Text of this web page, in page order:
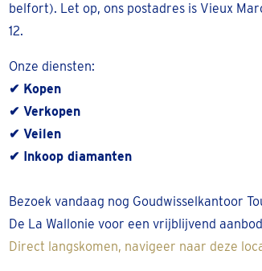
belfort). Let op, ons postadres is Vieux
12.
Onze diensten:
✔ Kopen
✔ Verkopen
✔ Veilen
✔ Inkoop diamanten
Bezoek vandaag nog Goudwisselkantoor
De La Wallonie voor een vrijblijvend
Direct langskomen, navigeer naar deze